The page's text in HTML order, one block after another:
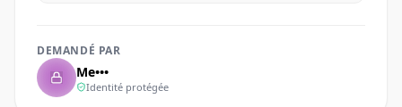
DEMANDÉ PAR
Me•••
Identité protégée